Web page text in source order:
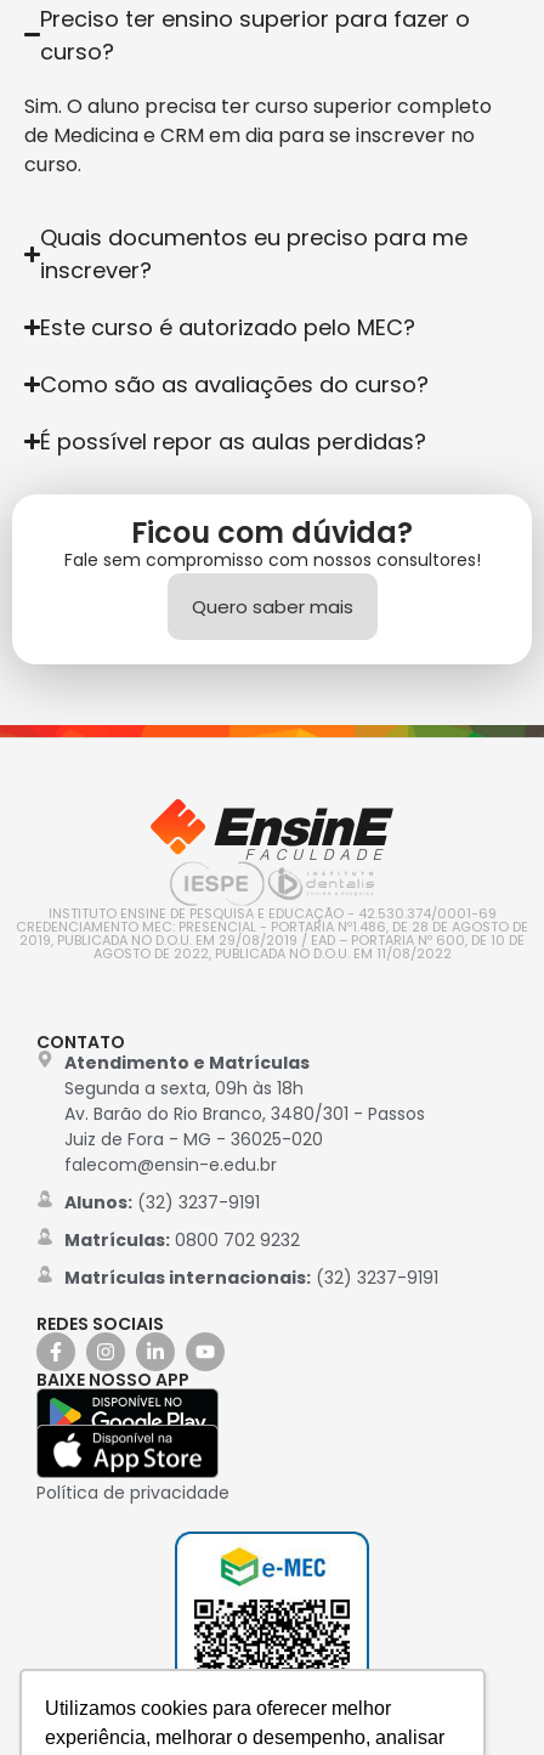
Utilizamos cookies para oferecer melhor
experiência, melhorar o desempenho, analisar
Preciso ter ensino superior para fazer o
curso?
Sim. O aluno precisa ter curso superior completo
de Medicina e CRM em dia para se inscrever no
curso.
Quais documentos eu preciso para me
inscrever?
Este curso é autorizado pelo MEC?
Como são as avaliações do curso?
É possível repor as aulas perdidas?
Ficou com dúvida?
Fale sem compromisso com nossos consultores!
Quero saber mais
INSTITUTO ENSINE DE PESQUISA E EDUCAÇÃO - 42.530.374/0001-69
CREDENCIAMENTO MEC: PRESENCIAL - PORTARIA Nº1.486, DE 28 DE AGOSTO DE
2019, PUBLICADA NO D.O.U. EM 29/08/2019 / EAD – PORTARIA Nº 600, DE 10 DE
AGOSTO DE 2022, PUBLICADA NO D.O.U. EM 11/08/2022
CONTATO
Atendimento e Matrículas
Segunda a sexta, 09h às 18h
Av. Barão do Rio Branco, 3480/301 - Passos
Juiz de Fora - MG - 36025-020
falecom@ensin-e.edu.br
Alunos:(32) 3237-9191
Matrículas:0800 702 9232
Matrículas internacionais:(32) 3237-9191
REDES SOCIAIS
BAIXE NOSSO APP
Política de privacidade